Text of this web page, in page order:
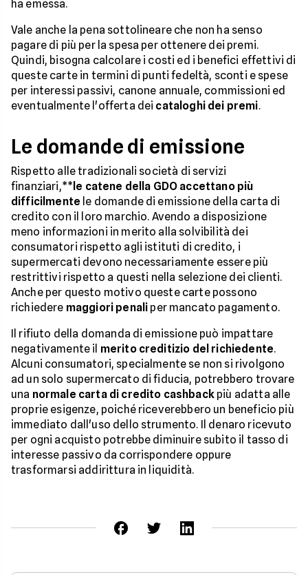
ha emessa.
Vale anche la pena sottolineare che non ha senso
pagare di più per la spesa per ottenere dei premi.
Quindi, bisogna calcolare i costi ed i benefici effettivi di
queste carte in termini di punti fedeltà, sconti e spese
per interessi passivi, canone annuale, commissioni ed
eventualmente l'offerta dei cataloghi dei premi.
Le domande di emissione
Rispetto alle tradizionali società di servizi
finanziari,** le catene della GDO accettano più
difficilmente le domande di emissione della carta di
credito con il loro marchio. Avendo a disposizione
meno informazioni in merito alla solvibilità dei
consumatori rispetto agli istituti di credito, i
supermercati devono necessariamente essere più
restrittivi rispetto a questi nella selezione dei clienti.
Anche per questo motivo queste carte possono
richiedere maggiori penali per mancato pagamento.
Il rifiuto della domanda di emissione può impattare
negativamente il merito creditizio del richiedente.
Alcuni consumatori, specialmente se non si rivolgono
ad un solo supermercato di fiducia, potrebbero trovare
una normale carta di credito cashbackpiù adatta alle
proprie esigenze, poiché riceverebbero un beneficio più
immediato dall'uso dello strumento. Il denaro ricevuto
per ogni acquisto potrebbe diminuire subito il tasso di
interesse passivo da corrispondere oppure
trasformarsi addirittura in liquidità.